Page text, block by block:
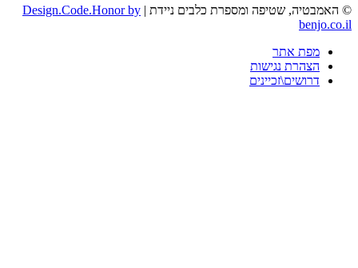
שטיפה ומספרת כלבים ניידת | Design.Code.Honor by
מפת אתר
הצהרת נגישות
דרושים\זכיינים